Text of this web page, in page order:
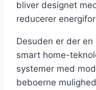
bliver designet
reducerer
Desuden er der
smart home-
systemer med
beboerne